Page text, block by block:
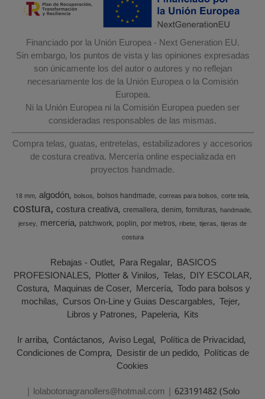
Financiado por la Unión Europea - Next Generation EU.
Sin embargo, los puntos de vista y las opiniones expresadas
son únicamente los del autor o autores y no reflejan
necesariamente los de la Unión Europea o la Comisión
Europea.
Ni la Unión Europea ni la Comisión Europea pueden ser
consideradas responsables de las mismas.
Compra telas, guatas, entretelas, estabilizadores y accesorios
de costura creativa. Mercería online especializada en
proyectos handmade.
18 mm algodón bolsos bolsos handmade correas para bolsos corte tela
costura costura creativa cremallera denim fornituras handmade
jersey merceria patchwork poplin por metros ribete tijeras tijeras de
costura
Rebajas - Outlet Para Regalar BASICOS
PROFESIONALES Plotter & Vinilos Telas DIY ESCOLAR
Costura Maquinas de Coser Mercería Todo para bolsos y
mochilas Cursos On-Line y Guias Descargables Tejer
Libros y Patrones Papeleria Kits
Ir arriba Contáctanos Aviso Legal Política de Privacidad
Condiciones de Compra Desistir de un pedido Políticas de
Cookies
| lolabotonagranollers@hotmail.com | 623191482 (Solo